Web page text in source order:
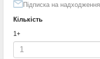
Підписка на надходження
Кількість
1+